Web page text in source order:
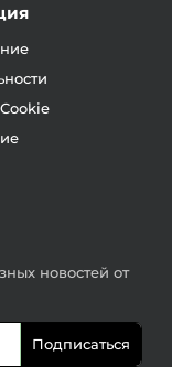
новостей от
Подписаться